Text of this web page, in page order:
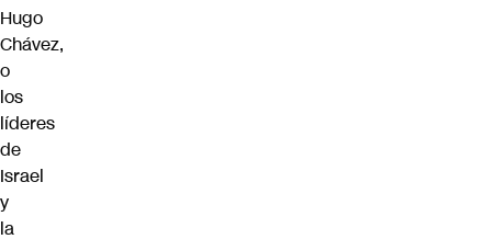
Hugo
Chávez,
o
los
líderes
de
Israel
y
la